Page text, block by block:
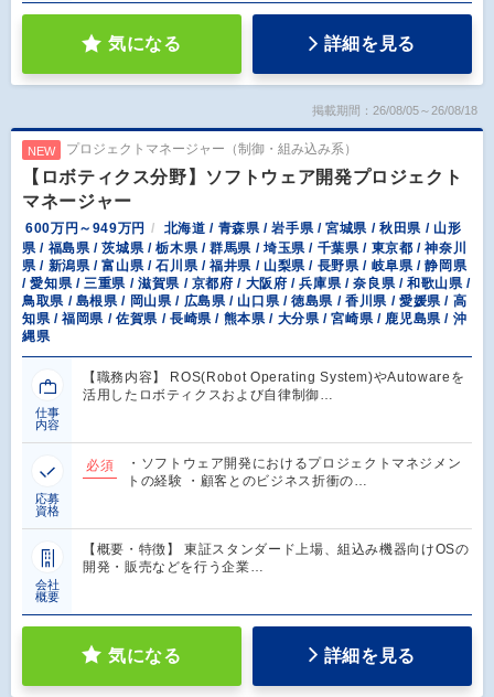
気になる 詳細を見る
掲載期間：26/08/05～26/08/18
NEW プロジェクトマネージャー（制御・組み込み系）
【ロボティクス分野】ソフトウェア開発プロジェクト
マネージャー
600万円～949万円
北海道 / 青森県 / 岩手県 / 宮城県 / 秋田県 / 山形
県 / 福島県 / 茨城県 / 栃木県 / 群馬県 / 埼玉県 / 千葉県 / 東京都 / 神奈川
県 / 新潟県 / 富山県 / 石川県 / 福井県 / 山梨県 / 長野県 / 岐阜県 / 静岡県
/ 愛知県 / 三重県 / 滋賀県 / 京都府 / 大阪府 / 兵庫県 / 奈良県 / 和歌山県 /
鳥取県 / 島根県 / 岡山県 / 広島県 / 山口県 / 徳島県 / 香川県 / 愛媛県 / 高
知県 / 福岡県 / 佐賀県 / 長崎県 / 熊本県 / 大分県 / 宮崎県 / 鹿児島県 / 沖
縄県
仕事
内容
【職務内容】 ROS(Robot Operating System)やAutowareを
活用したロボティクスおよび自律制御…
応募
資格
必須
・ソフトウェア開発におけるプロジェクトマネジメン
トの経験 ・顧客とのビジネス折衝の…
会社
概要
【概要・特徴】 東証スタンダード上場、組込み機器向けOSの
開発・販売などを行う企業…
気になる 詳細を見る